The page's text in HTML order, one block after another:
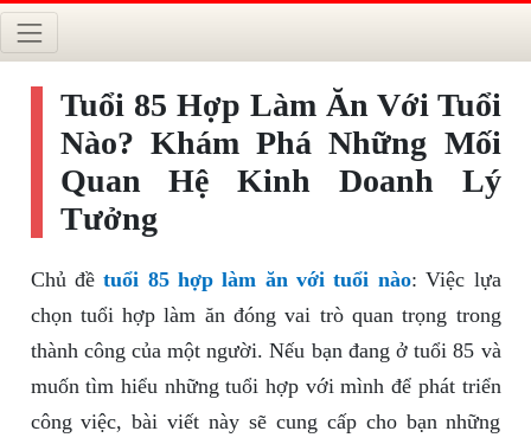
Tuổi 85 Hợp Làm Ăn Với Tuổi
Nào? Khám Phá Những Mối
Quan Hệ Kinh Doanh Lý
Tưởng
Chủ đềtuổi 85 hợp làm ăn với tuổi nào: Việc lựa
chọn tuổi hợp làm ăn đóng vai trò quan trọng trong
thành công của một người. Nếu bạn đang ở tuổi 85 và
muốn tìm hiểu những tuổi hợp với mình để phát triển
công việc, bài viết này sẽ cung cấp cho bạn những